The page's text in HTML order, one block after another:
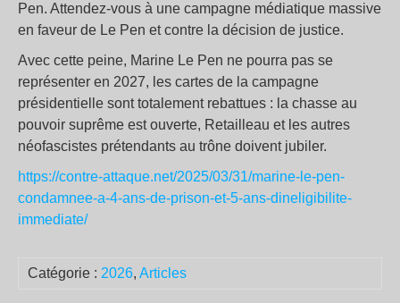
Pen. Attendez-vous à une campagne médiatique massive
en faveur de Le Pen et contre la décision de justice.
Avec cette peine, Marine Le Pen ne pourra pas se
représenter en 2027, les cartes de la campagne
présidentielle sont totalement rebattues : la chasse au
pouvoir suprême est ouverte, Retailleau et les autres
néofascistes prétendants au trône doivent jubiler.
https://contre-attaque.net/2025/03/31/marine-le-pen-
condamnee-a-4-ans-de-prison-et-5-ans-dineligibilite-
immediate/
Catégorie : 2026, Articles